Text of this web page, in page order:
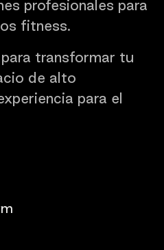
profesionales para
fitness.
transformar tu
de alto
para el